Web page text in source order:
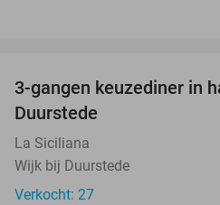
3-gangen keuzediner in
Duurstede
La Siciliana
Wijk bij Duurstede
Verkocht: 27